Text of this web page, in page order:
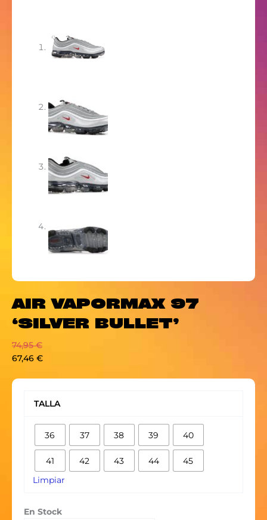
AIR VAPORMAX 97
‘SILVER BULLET’
74,95€
67,46 €
TALLA
36 37 38 39 40
41 42 43 44 45
Limpiar
En Stock
'SILVER
BULLET'
cantidad